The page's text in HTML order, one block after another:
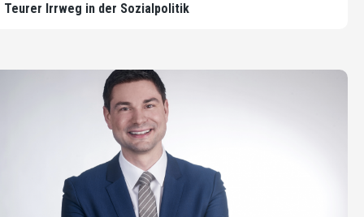
Teurer Irrweg in der Sozialpolitik